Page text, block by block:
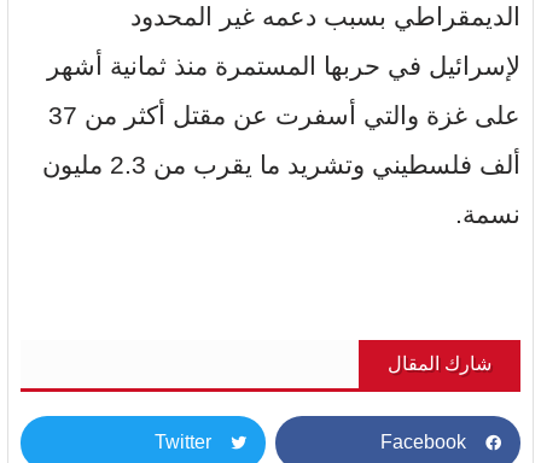
الديمقراطي بسبب دعمه غير المحدود
لإسرائيل في حربها المستمرة منذ ثمانية أشهر
على غزة والتي أسفرت عن مقتل أكثر من 37
ألف فلسطيني وتشريد ما يقرب من 2.3 مليون
نسمة.
شارك المقال
Facebook
Twitter